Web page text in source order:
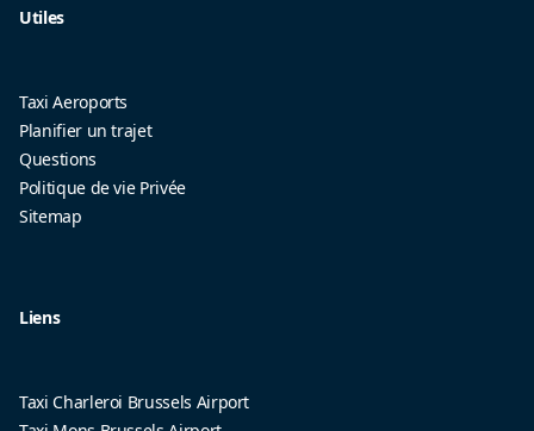
Utiles
Taxi Aeroports
Planifier un trajet
Questions
Politique de vie Privée
Sitemap
Liens
Taxi Charleroi Brussels Airport